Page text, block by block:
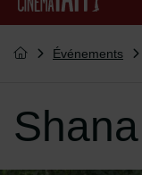
Vous êtes ici :
Retourner à l'accueil
Événements
Shana